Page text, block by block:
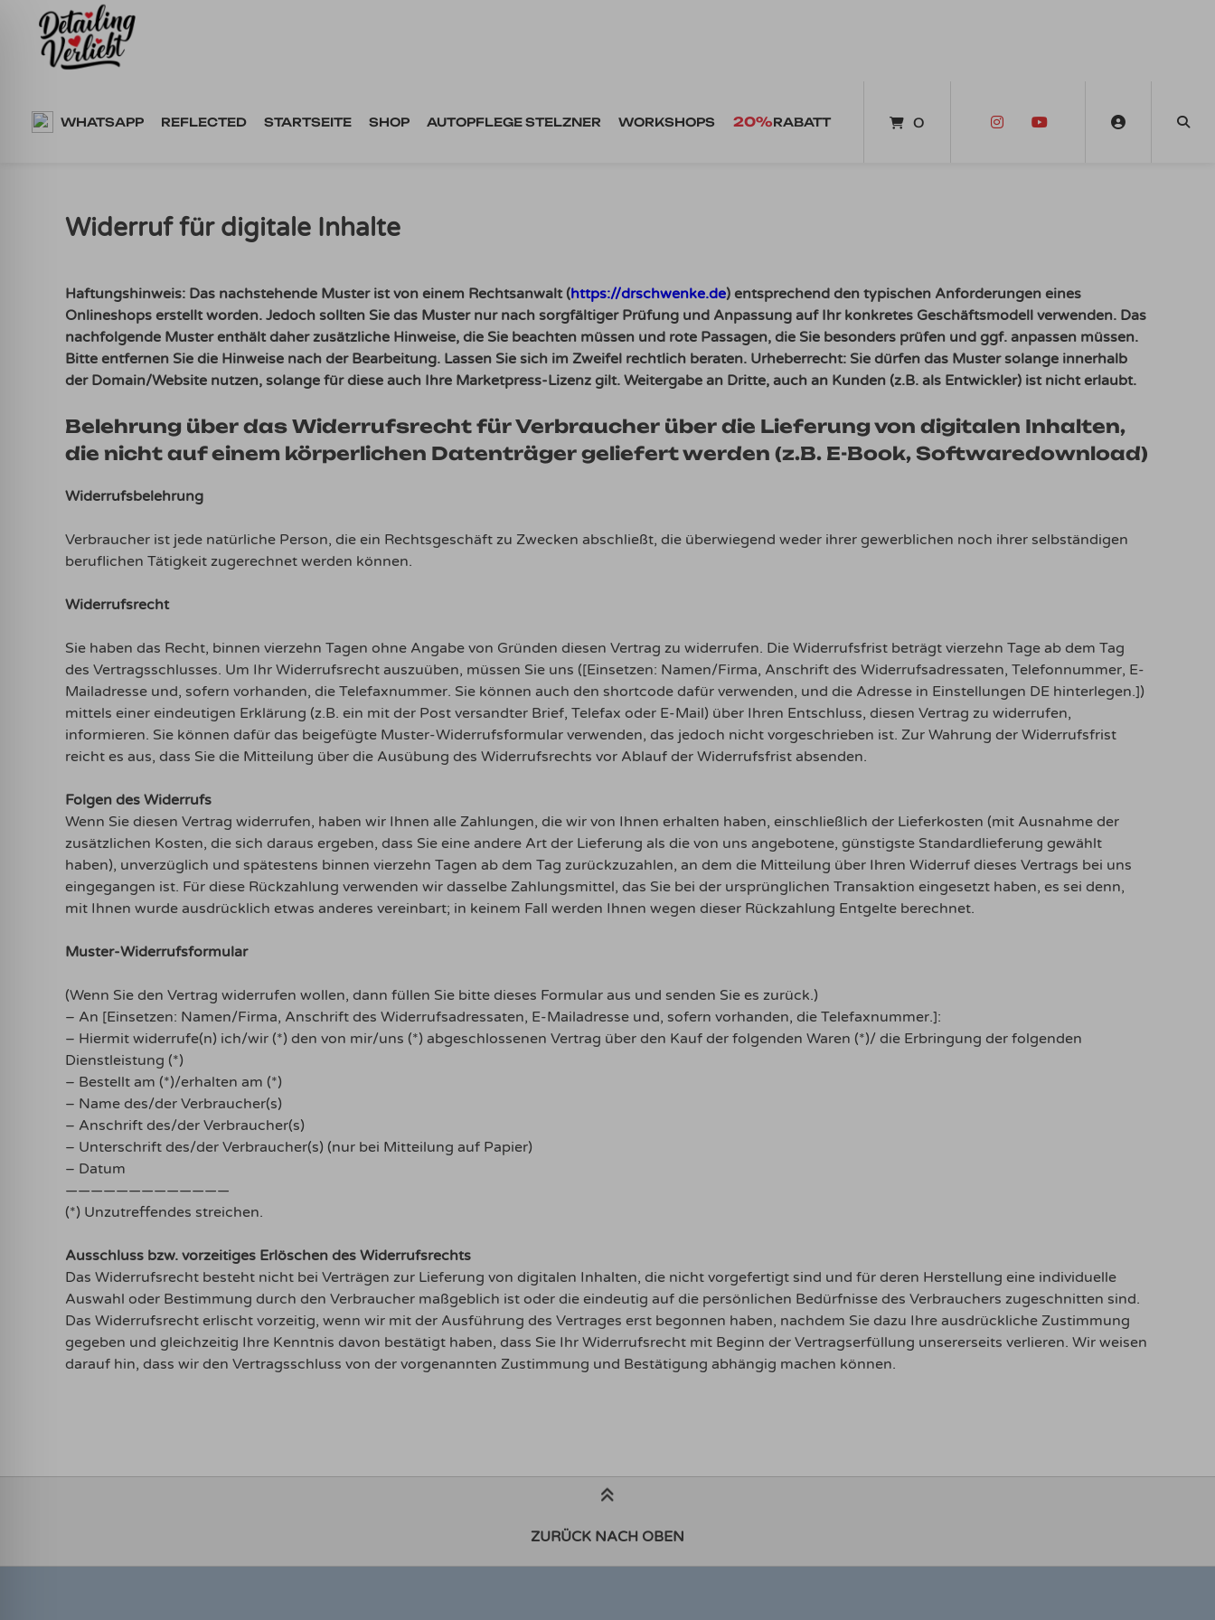
Springe
WHATSAPP REFLECTED STARTSEITE SHOP AUTOPFLEGE STELZNER WORKSHOPS 20%RABATT 0
Widerruf für digitale Inhalte
Haftungshinweis: Das nachstehende Muster ist von einem Rechtsanwalt (https://drschwenke.de) entsprechend den typischen Anforderungen eines
Onlineshops erstellt worden. Jedoch sollten Sie das Muster nur nach sorgfältiger Prüfung und Anpassung auf Ihr konkretes Geschäftsmodell verwenden. Das
nachfolgende Muster enthält daher zusätzliche Hinweise, die Sie beachten müssen und rote Passagen, die Sie besonders prüfen und ggf. anpassen müssen.
Bitte entfernen Sie die Hinweise nach der Bearbeitung. Lassen Sie sich im Zweifel rechtlich beraten. Urheberrecht: Sie dürfen das Muster solange innerhalb
der Domain/Website nutzen, solange für diese auch Ihre Marketpress-Lizenz gilt. Weitergabe an Dritte, auch an Kunden (z.B. als Entwickler) ist nicht erlaubt.
Belehrung über das Widerrufsrecht für Verbraucher über die Lieferung von digitalen Inhalten,
die nicht auf einem körperlichen Datenträger geliefert werden (z.B. E-Book, Softwaredownload)
Widerrufsbelehrung
Verbraucher ist jede natürliche Person, die ein Rechtsgeschäft zu Zwecken abschließt, die überwiegend weder ihrer gewerblichen noch ihrer selbständigen
beruflichen Tätigkeit zugerechnet werden können.
Widerrufsrecht
Sie haben das Recht, binnen vierzehn Tagen ohne Angabe von Gründen diesen Vertrag zu widerrufen. Die Widerrufsfrist beträgt vierzehn Tage ab dem Tag
des Vertragsschlusses. Um Ihr Widerrufsrecht auszuüben, müssen Sie uns ([Einsetzen: Namen/Firma, Anschrift des Widerrufsadressaten, Telefonnummer, E-
Mailadresse und, sofern vorhanden, die Telefaxnummer. Sie können auch den shortcode dafür verwenden, und die Adresse in Einstellungen DE hinterlegen.])
mittels einer eindeutigen Erklärung (z.B. ein mit der Post versandter Brief, Telefax oder E-Mail) über Ihren Entschluss, diesen Vertrag zu widerrufen,
informieren. Sie können dafür das beigefügte Muster-Widerrufsformular verwenden, das jedoch nicht vorgeschrieben ist. Zur Wahrung der Widerrufsfrist
reicht es aus, dass Sie die Mitteilung über die Ausübung des Widerrufsrechts vor Ablauf der Widerrufsfrist absenden.
Folgen des Widerrufs
Wenn Sie diesen Vertrag widerrufen, haben wir Ihnen alle Zahlungen, die wir von Ihnen erhalten haben, einschließlich der Lieferkosten (mit Ausnahme der
zusätzlichen Kosten, die sich daraus ergeben, dass Sie eine andere Art der Lieferung als die von uns angebotene, günstigste Standardlieferung gewählt
haben), unverzüglich und spätestens binnen vierzehn Tagen ab dem Tag zurückzuzahlen, an dem die Mitteilung über Ihren Widerruf dieses Vertrags bei uns
eingegangen ist. Für diese Rückzahlung verwenden wir dasselbe Zahlungsmittel, das Sie bei der ursprünglichen Transaktion eingesetzt haben, es sei denn,
mit Ihnen wurde ausdrücklich etwas anderes vereinbart; in keinem Fall werden Ihnen wegen dieser Rückzahlung Entgelte berechnet.
Muster-Widerrufsformular
(Wenn Sie den Vertrag widerrufen wollen, dann füllen Sie bitte dieses Formular aus und senden Sie es zurück.)
– An [Einsetzen: Namen/Firma, Anschrift des Widerrufsadressaten, E-Mailadresse und, sofern vorhanden, die Telefaxnummer.]:
– Hiermit widerrufe(n) ich/wir (*) den von mir/uns (*) abgeschlossenen Vertrag über den Kauf der folgenden Waren (*)/ die Erbringung der folgenden
Dienstleistung (*)
– Bestellt am (*)/erhalten am (*)
– Name des/der Verbraucher(s)
– Anschrift des/der Verbraucher(s)
– Unterschrift des/der Verbraucher(s) (nur bei Mitteilung auf Papier)
– Datum
—————————————
(*) Unzutreffendes streichen.
Ausschluss bzw. vorzeitiges Erlöschen des Widerrufsrechts
Das Widerrufsrecht besteht nicht bei Verträgen zur Lieferung von digitalen Inhalten, die nicht vorgefertigt sind und für deren Herstellung eine individuelle
Auswahl oder Bestimmung durch den Verbraucher maßgeblich ist oder die eindeutig auf die persönlichen Bedürfnisse des Verbrauchers zugeschnitten sind.
Das Widerrufsrecht erlischt vorzeitig, wenn wir mit der Ausführung des Vertrages erst begonnen haben, nachdem Sie dazu Ihre ausdrückliche Zustimmung
gegeben und gleichzeitig Ihre Kenntnis davon bestätigt haben, dass Sie Ihr Widerrufsrecht mit Beginn der Vertragserfüllung unsererseits verlieren. Wir weisen
darauf hin, dass wir den Vertragsschluss von der vorgenannten Zustimmung und Bestätigung abhängig machen können.
ZURÜCK NACH OBEN